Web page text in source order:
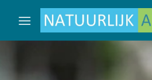
naar